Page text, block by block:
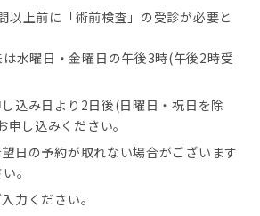
以上前に「術前検査」の受診が必要と
は水曜日・金曜日の午後3時(午後2時受
し込み日より2日後(日曜日・祝日を除
し込みください。
日の予約が取れない場合がございます
。
力ください。